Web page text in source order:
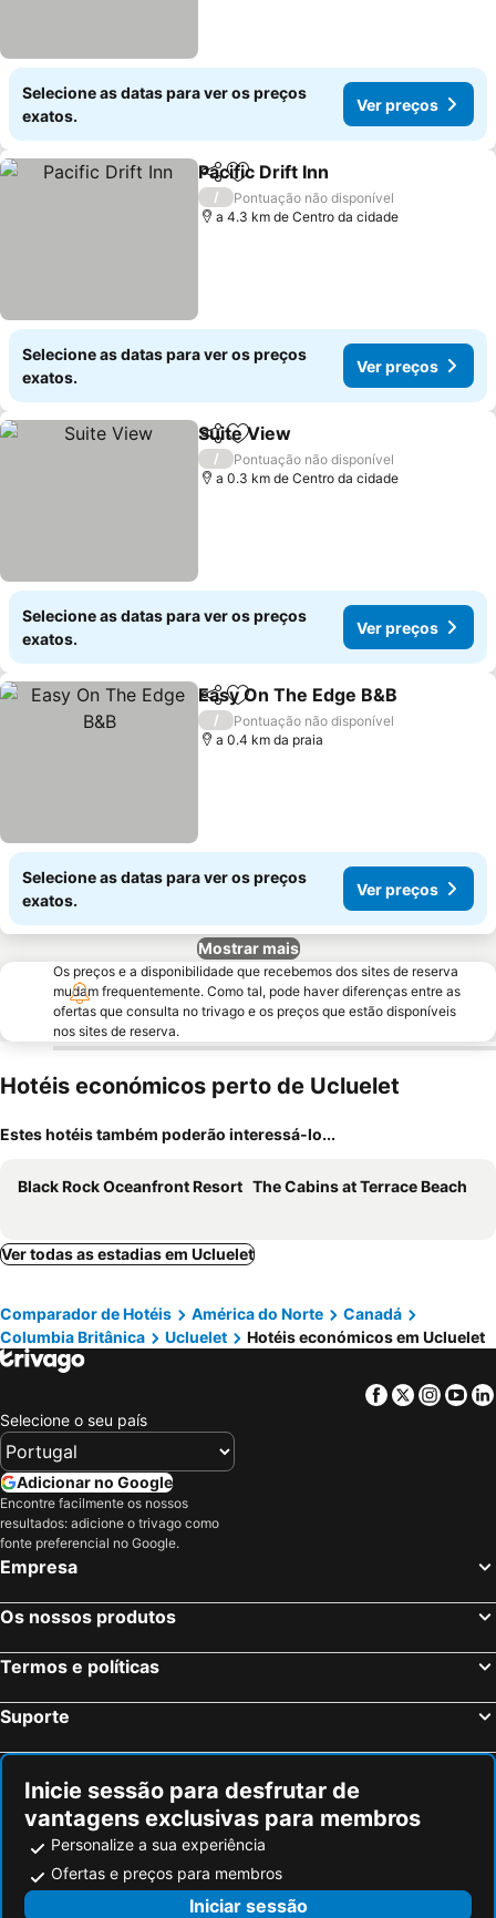
Selecione as datas para ver os preços
exatos.
Ver preços
PartilharAdicionar aos favoritos
Pacific Drift Inn
/
Pontuação não disponível
a 4.3 km de Centro da cidade
Selecione as datas para ver os preços
exatos.
Ver preços
PartilharAdicionar aos favoritos
Suite View
/
Pontuação não disponível
a 0.3 km de Centro da cidade
Selecione as datas para ver os preços
exatos.
Ver preços
PartilharAdicionar aos favoritos
Easy On The Edge B&B
/
Pontuação não disponível
a 0.4 km da praia
Selecione as datas para ver os preços
exatos.
Ver preços
Mostrar mais
Os preços e a disponibilidade que recebemos dos sites de reserva
mudam frequentemente. Como tal, pode haver diferenças entre as
ofertas que consulta no trivago e os preços que estão disponíveis
nos sites de reserva.
Hotéis económicos perto de Ucluelet
Estes hotéis também poderão interessá-lo...
Black Rock Oceanfront Resort The Cabins at Terrace Beach
Ver todas as estadias em Ucluelet
Comparador de Hotéis América do Norte
Canadá
Columbia Britânica
Ucluelet Hotéis económicos em Ucluelet
Facebook
Twitter
Selecione o seu país
Adicionar no Google
Encontre facilmente os nossos
resultados: adicione o trivago como
fonte preferencial no Google.
Empresa
Os nossos produtos
Termos e políticas
Suporte
Inicie sessão para desfrutar de
vantagens exclusivas para membros
Personalize a sua experiência
Ofertas e preços para membros
Iniciar sessão